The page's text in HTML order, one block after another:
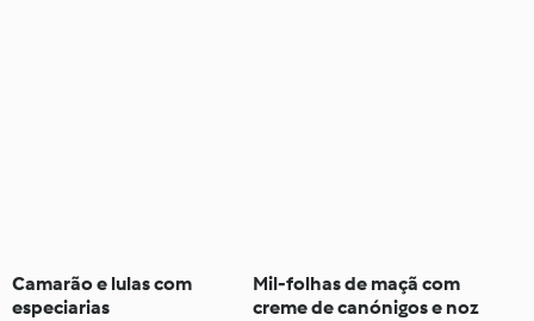
Camarão e lulas com
especiarias
Mil-folhas de maçã com
creme de canónigos e noz